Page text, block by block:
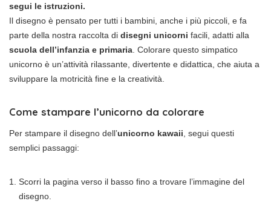
segui le istruzioni.
Il disegno è pensato per tutti i bambini, anche i più piccoli, e fa
parte della nostra raccolta di disegni unicorni facili, adatti alla
scuola dell’infanzia e primaria . Colorare questo simpatico
unicorno è un’attività rilassante, divertente e didattica, che aiuta a
sviluppare la motricità fine e la creatività.
Come stampare l’unicorno da colorare
Per stampare il disegno dell’unicorno kawaii , segui questi
semplici passaggi:
Scorri la pagina verso il basso fino a trovare l’immagine del
disegno.